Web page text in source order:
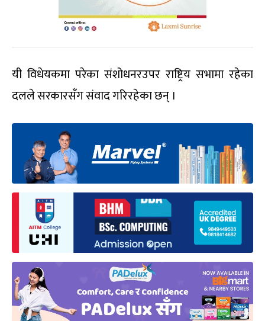
यी विधेयकमा परेका संशोधनरउपर राष्ट्रिय सभामा रहेका
दलले सरकारसँग संवाद गरिरहेका छन् ।